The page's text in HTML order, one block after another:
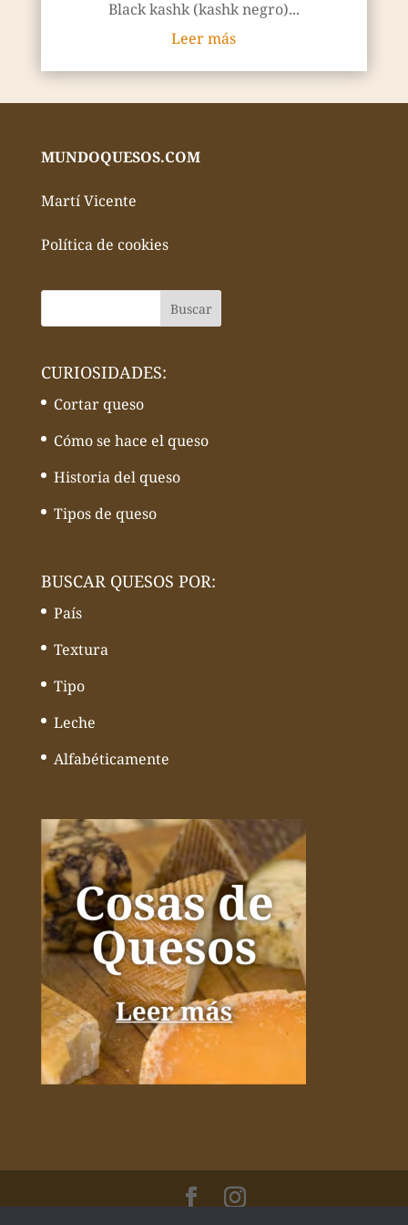
Black kashk (kashk negro)...
Leer más
MUNDOQUESOS.COM
Martí Vicente
Política de cookies
CURIOSIDADES:
Cortar queso
Cómo se hace el queso
Historia del queso
Tipos de queso
BUSCAR QUESOS POR:
País
Textura
Tipo
Leche
Alfabéticamente